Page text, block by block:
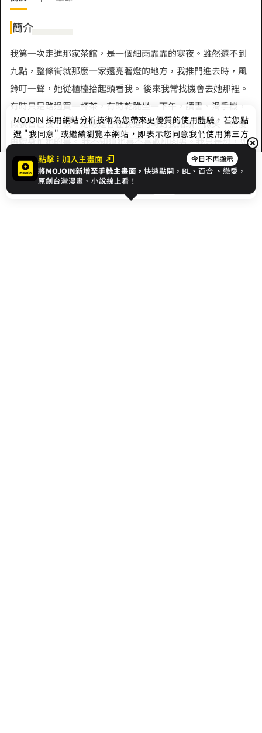
開始閱讀
簡介
我第一次走進那家茶館，是一個細雨霏霏的寒夜。雖然還不到
九點，整條街就那麼一家還亮著燈的地方，我推門進去時，風
鈴叮一聲，她從櫃檯抬起頭看我。 後來我常找機會去她那裡。
有時只是路過買一杯茶，有時乾脆坐一下午，讀書、滑手機，
假裝自己沒事做。她總是會在我進門時對我點頭、微笑，然後
再轉身忙她的事。 我不知道她喜不喜歡肌肉男。我只是想，如
果有一天她不小心多看我一眼，那我不能讓自己看起來像個沒
自信的高中生。
展開全部
點擊 加入主畫面 今日不再顯示
將MOJOIN新增至手機主畫面，快速點開，BL、百合 、戀愛，
原創台灣漫畫、小說線上看！
MOJOIN 採用網站分析技術為您帶來更優質的使用體驗，若您點
選 "我同意" 或繼續瀏覽本網站，即表示您同意我們使用第三方
Cookie，欲瞭解更多資訊請見隱私權政策。
我同意